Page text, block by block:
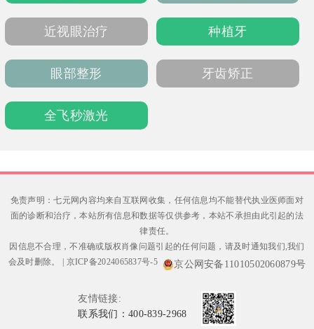
如精细双眼皮6900元起、玻尿酸2900元起。医
院位于曾都区烈山大道185号，支持电话或官网
预约，术前需进行身体检查并停用相关药物。
近视眼治疗 种植牙
眼部整形 牙齿矫正
全飞秒激光
免责声明：七元网内容均来自互联网收集，任何信息均不能替代执业医师面对
面的诊断和治疗，本站所有信息和数据等仅供参考，本站不承担由此引起的法
律责任。
因信息不合理，不准确或版权肖像问题引起的任何问题，请及时通知我们,我们
会及时删除。
京ICP备2024065837号-5 京公网安备11010502060879号
友情链接:
联系我们：400-839-2968